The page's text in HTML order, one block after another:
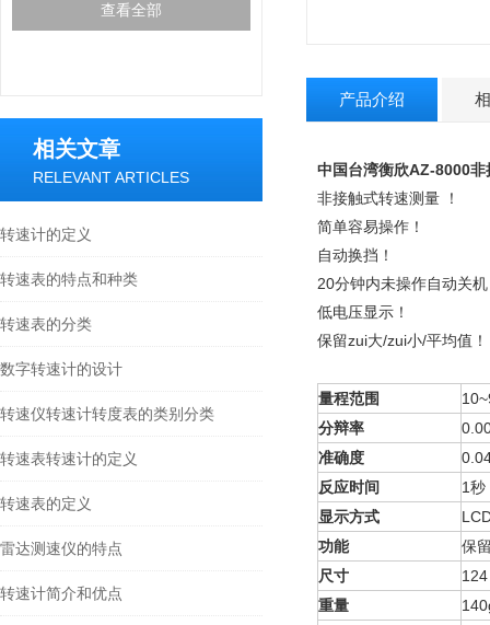
查看全部
相关文章
RELEVANT ARTICLES
转速计的定义
转速表的特点和种类
转速表的分类
数字转速计的设计
转速仪转速计转度表的类别分类
转速表转速计的定义
转速表的定义
雷达测速仪的特点
转速计简介和优点
产品介绍
中国台湾衡欣AZ-8000非
非接触式转速测量 ！
简单容易操作！
自动换挡！
20分钟内未操作自动关
低电压显示！
保留zui大/zui小/平均值！
量程范围
分辩率
准确度
反应时间
1秒
显示方式
功能
保
尺寸
重量